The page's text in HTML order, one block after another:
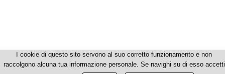
I cookie di questo sito servono al suo corretto funzionamento e non
raccolgono alcuna tua informazione personale. Se navighi su di esso accetti